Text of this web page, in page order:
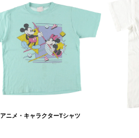
アニメ・キャラクターTシャツ